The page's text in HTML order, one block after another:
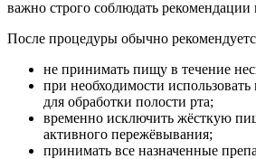
важно строго соблюдать рекомендации
После процедуры обычно
не принимать пищу в течение
при необходимости
для обработки полости рта;
временно исключить жёсткую
активного пережёвывания;
принимать все назначенные